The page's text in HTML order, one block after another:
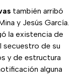
también arribó
y Jesús García.
la existencia de
secuestro de su
y de estructura
alguna